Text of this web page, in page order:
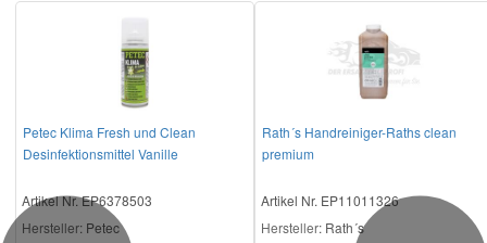
Petec Klima Fresh und Clean
Desinfektionsmittel Vanille
Artikel Nr. EP6378503
Hersteller: Petec
Rath´s Handreiniger-Raths clean
premium
Artikel Nr. EP11011326
Hersteller: Rath´s
Volvo Ersatzteile